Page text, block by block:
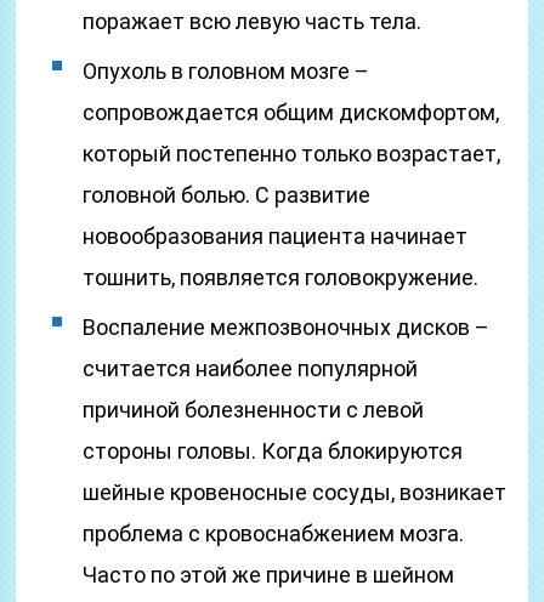
поражает всю левую часть тела.
Опухоль в головном мозге –
сопровождается общим дискомфортом,
который постепенно только возрастает,
головной болью. С развитие
новообразования пациента начинает
тошнить, появляется головокружение.
Воспаление межпозвоночных дисков –
считается наиболее популярной
причиной болезненности с левой
стороны головы. Когда блокируются
шейные кровеносные сосуды, возникает
проблема с кровоснабжением мозга.
Часто по этой же причине в шейном